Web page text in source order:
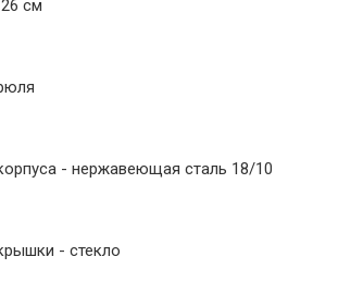
см
- нержавеющая сталь 18/10
- стекло